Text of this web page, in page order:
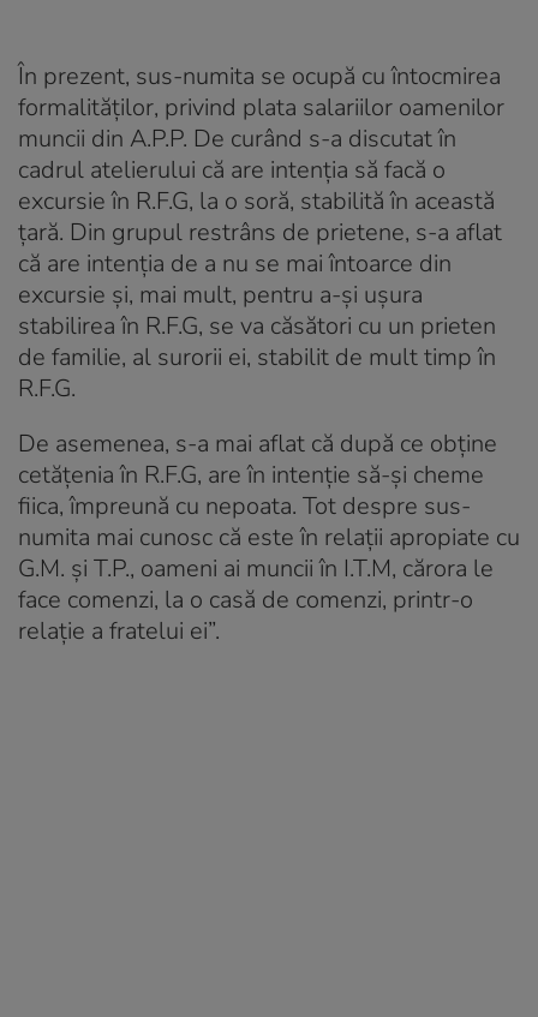
În prezent, sus-numita se ocupă cu întocmirea
formalităţilor, privind plata salariilor oamenilor
muncii din A.P.P. De curând s-a discutat în
cadrul atelierului că are intenţia să facă o
excursie în R.F.G, la o soră, stabilită în această
ţară. Din grupul restrâns de prietene, s-a aflat
că are intenţia de a nu se mai întoarce din
excursie şi, mai mult, pentru a-şi uşura
stabilirea în R.F.G, se va căsători cu un prieten
de familie, al surorii ei, stabilit de mult timp în
R.F.G.
De asemenea, s-a mai aflat că după ce obţine
cetăţenia în R.F.G, are în intenţie să-şi cheme
fiica, împreună cu nepoata. Tot despre sus-
numita mai cunosc că este în relaţii apropiate cu
G.M. şi T.P., oameni ai muncii în I.T.M, cărora le
face comenzi, la o casă de comenzi, printr-o
relaţie a fratelui ei”.